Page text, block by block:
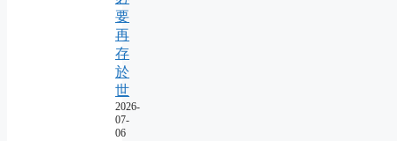
要
再
存
於
世
2026-
07-
06